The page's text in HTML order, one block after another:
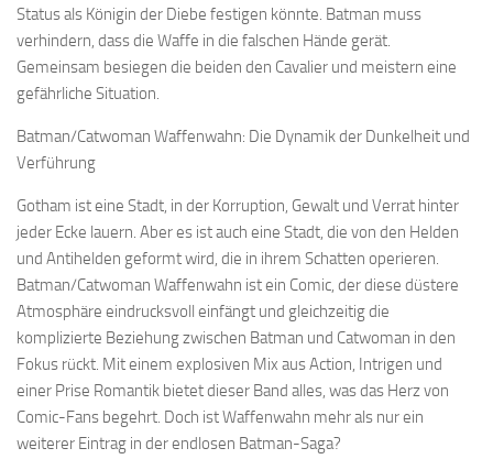
Status als Königin der Diebe festigen könnte. Batman muss
verhindern, dass die Waffe in die falschen Hände gerät.
Gemeinsam besiegen die beiden den Cavalier und meistern eine
gefährliche Situation.
Batman/Catwoman Waffenwahn: Die Dynamik der Dunkelheit und
Verführung
Gotham ist eine Stadt, in der Korruption, Gewalt und Verrat hinter
jeder Ecke lauern. Aber es ist auch eine Stadt, die von den Helden
und Antihelden geformt wird, die in ihrem Schatten operieren.
Batman/Catwoman Waffenwahn ist ein Comic, der diese düstere
Atmosphäre eindrucksvoll einfängt und gleichzeitig die
komplizierte Beziehung zwischen Batman und Catwoman in den
Fokus rückt. Mit einem explosiven Mix aus Action, Intrigen und
einer Prise Romantik bietet dieser Band alles, was das Herz von
Comic-Fans begehrt. Doch ist Waffenwahn mehr als nur ein
weiterer Eintrag in der endlosen Batman-Saga?